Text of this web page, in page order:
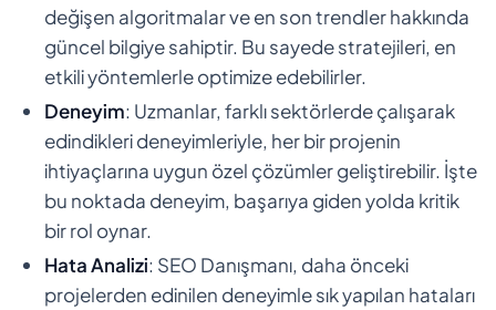
değişen algoritmalar ve en son trendler hakkında
güncel bilgiye sahiptir. Bu sayede stratejileri, en
etkili yöntemlerle optimize edebilirler.
Deneyim: Uzmanlar, farklı sektörlerde çalışarak
edindikleri deneyimleriyle, her bir projenin
ihtiyaçlarına uygun özel çözümler geliştirebilir. İşte
bu noktada deneyim, başarıya giden yolda kritik
bir rol oynar.
Hata Analizi: SEO Danışmanı, daha önceki
projelerden edinilen deneyimle sık yapılan hataları